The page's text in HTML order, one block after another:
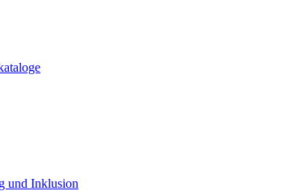
und Inklusion